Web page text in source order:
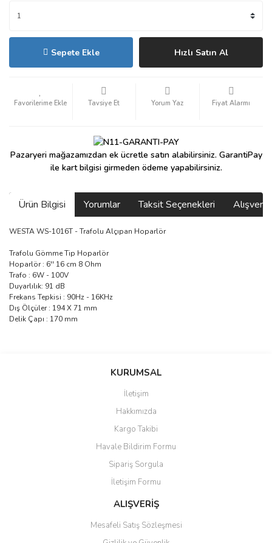
Sepete Ekle Hızlı Satın Al
Tavsiye Et Yorum Yaz Fiyat Alarmı
Pazaryeri mağazamızdan ek ücretle satın alabilirsiniz. GarantiPay
ile kart bilgisi girmeden ödeme yapabilirsiniz.
Ürün Bilgisi Yorumlar Taksit Seçenekleri
WESTA WS-1016T - Trafolu Alçıpan Hoparlör
Trafolu Gömme Tip Hoparlör
Hoparlör : 6'' 16 cm 8 Ohm
Trafo : 6W - 100V
Duyarlılık: 91 dB
Frekans Tepkisi : 90Hz - 16KHz
Dış Ölçüler : 194 X 71 mm
Delik Çapı : 170 mm
Bu ürüne ilk yorumu siz yapın!
güzel paketlenmiş ama yanında
ile 24 izlenmektedir diye küçük
bir tabela olsa daha hoş
hızlı güvenli bir alışveriş oldu
Yalçın Kaya | 20/06/2026
KURUMSAL
İletişim
Hakkımızda
Kargo Takibi
Havale Bildirim Formu
Sipariş Sorgula
İletişim Formu
ALIŞVERİŞ
Mesafeli Satış Sözleşmesi